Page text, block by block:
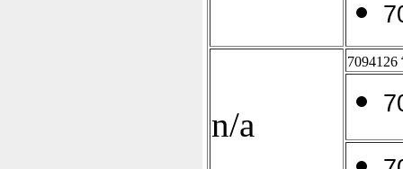
n/a
7094126